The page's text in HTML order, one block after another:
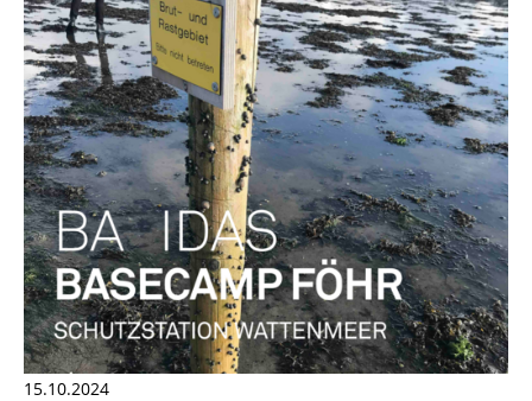
15.10.2024